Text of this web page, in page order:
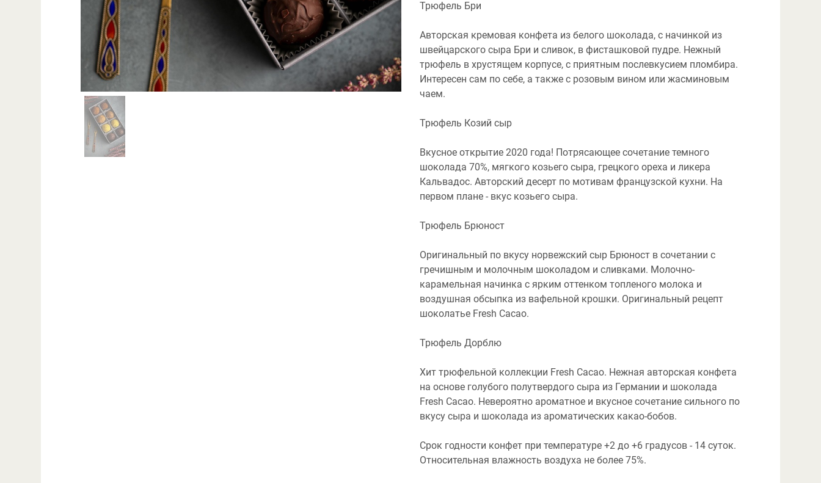
Трюфель Бри
Авторская кремовая конфета из белого шоколада, с начинкой из
швейцарского сыра Бри и сливок, в фисташковой пудре. Нежный
трюфель в хрустящем корпусе, с приятным послевкусием пломбира.
Интересен сам по себе, а также с розовым вином или жасминовым
чаем.
Трюфель Козий сыр
Вкусное открытие 2020 года! Потрясающее сочетание темного
шоколада 70%, мягкого козьего сыра, грецкого ореха и ликера
Кальвадос. Авторский десерт по мотивам французской кухни. На
первом плане - вкус козьего сыра.
Трюфель Брюност
Оригинальный по вкусу норвежский сыр Брюност в сочетании с
гречишным и молочным шоколадом и сливками. Молочно-
карамельная начинка с ярким оттенком топленого молока и
воздушная обсыпка из вафельной крошки. Оригинальный рецепт
шоколатье Fresh Cacao.
Трюфель Дорблю
Хит трюфельной коллекции Fresh Cacao. Нежная авторская конфета
на основе голубого полутвердого сыра из Германии и шоколада
Fresh Cacao. Невероятно ароматное и вкусное сочетание сильного по
вкусу сыра и шоколада из ароматических какао-бобов.
Срок годности конфет при температуре +2 до +6 градусов - 14 суток.
Относительная влажность воздуха не более 75%.